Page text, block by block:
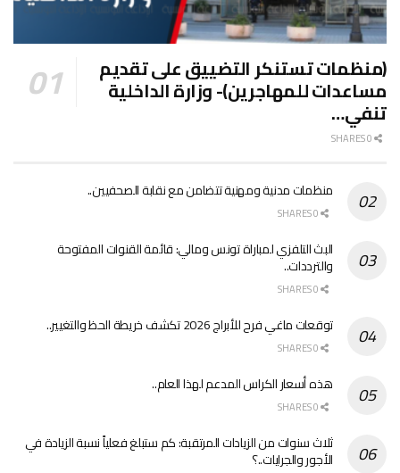
(منظمات تستنكر التضييق على تقديم
مساعدات للمهاجرين)- وزارة الداخلية
تنفي…
منظمات مدنية ومهنية تتضامن مع نقابة الصحفيين..
البث التلفزي لمباراة تونس ومالي: قائمة القنوات المفتوحة
والترددات..
توقعات ماغي فرح للأبراج 2026 تكشف خريطة الحظ والتغيير..
هذه أسعار الكراس المدعم لهذا العام..
ثلاث سنوات من الزيادات المرتقبة: كم ستبلغ فعلياً نسبة الزيادة في
الأجور والجرايات..؟